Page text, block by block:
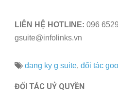
LIÊN HỆ HOTLINE: ‭096
gsuite@infolinks.vn
dang ky g suite, đối tác
ĐỐI TÁC UỶ QUYỀN